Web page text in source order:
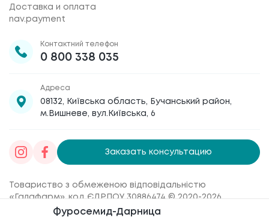
Фуросемид-Дарница
Фуросемид-Дарница
Доставка и оплата
nav.payment
Контактний телефон
0 800 338 035
Адреса
08132, Київська область, Бучанський район,
м.Вишневе, вул.Київська, 6
Заказать консультацию
Товариство з обмеженою відповідальністю
«Галафарм», код ЄДРПОУ 30886474 © 2020-2026